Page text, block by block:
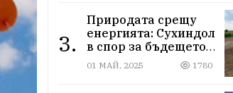
3.
Природата срещу
енергията: Сухиндол
в спор за бъдещето
на 9000 декара гори
01 МАЙ, 2025 1780